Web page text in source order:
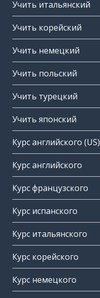
Учить итальянский
Учить корейский
Учить немецкий
Учить польский
Учить турецкий
Учить японский
Курс английского (US)
Курс английского
Курс французского
Курс испанского
Курс итальянского
Курс корейского
Курс немецкого